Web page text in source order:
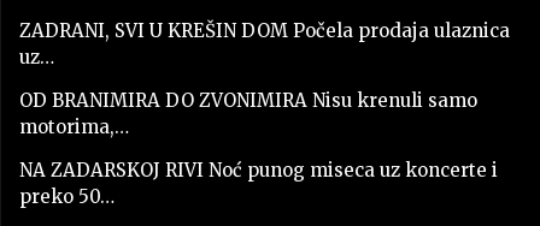
ZADRANI, SVI U KREŠIN DOM Počela prodaja ulaznica
uz…
OD BRANIMIRA DO ZVONIMIRA Nisu krenuli samo
motorima,…
NA ZADARSKOJ RIVI Noć punog miseca uz koncerte i
preko 50…